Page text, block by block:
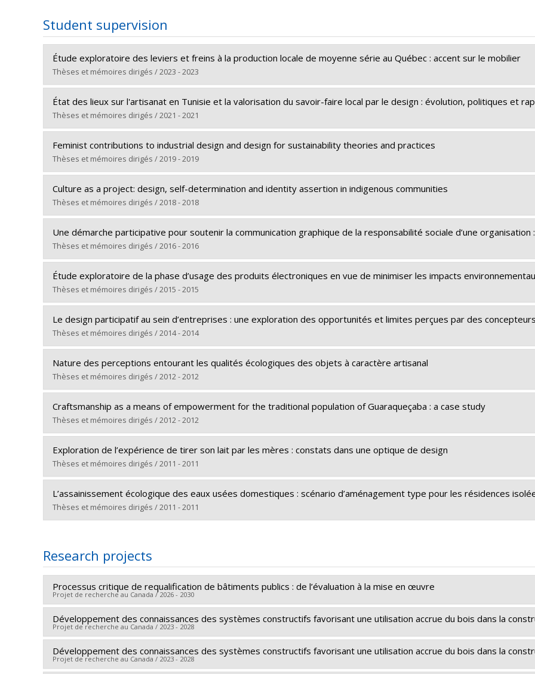
Student supervision
Étude exploratoire des leviers et freins à la production locale de moyenne série au Québec : accent sur le mobilier
Thèses et mémoires dirigés / 2023 - 2023
Graduate :Deshaies, Jocelyn
Cycle : Master's
Grade :M. Sc. A.
Lien vers le document dans Papyrus
État des lieux sur l'artisanat en Tunisie et la valorisation du savoir-faire local par le design : évolution, politiques et
Thèses et mémoires dirigés / 2021 - 2021
Graduate :Saoud, Maha
Cycle : Master's
Grade :M. Sc. A.
Lien vers le document dans Papyrus
Feminist contributions to industrial design and design for sustainability theories and practices
Thèses et mémoires dirigés / 2019 - 2019
Graduate : Prochner, Isabel
Cycle : Doctoral
Grade :Ph. D.
Lien vers le document dans Papyrus
Culture as a project: design, self-determination and identity assertion in indigenous communities
Thèses et mémoires dirigés / 2018 - 2018
Graduate :Leitão, Renata Marques
Cycle : Doctoral
Grade :Ph. D.
Lien vers le document dans Papyrus
Une démarche participative pour soutenir la communication graphique de la responsabilité sociale d’une organisation
Thèses et mémoires dirigés / 2016 - 2016
Graduate :Reumont, Marie-Josée
Cycle : Master's
Grade :M. Sc. A.
Lien vers le document dans Papyrus
Étude exploratoire de la phase d’usage des produits électroniques en vue de minimiser les impacts
Thèses et mémoires dirigés / 2015 - 2015
Graduate :Déméné, Claudia
Cycle : Doctoral
Grade :Ph. D.
Lien vers le document dans Papyrus
Le design participatif au sein d’entreprises : une exploration des opportunités et limites perçues par des
Thèses et mémoires dirigés / 2014 - 2014
Graduate : Gravel, Pascale
Cycle : Master's
Grade :M. Sc. A.
Lien vers le document dans Papyrus
Nature des perceptions entourant les qualités écologiques des objets à caractère artisanal
Thèses et mémoires dirigés / 2012 - 2012
Graduate :Martin, Anabelle
Cycle : Master's
Grade :M. Sc. A.
Lien vers le document dans Papyrus
Craftsmanship as a means of empowerment for the traditional population of Guaraqueçaba : a case study
Thèses et mémoires dirigés / 2012 - 2012
Graduate : Leitão, Renata M.
Cycle : Master's
Grade :M. Sc. A.
Lien vers le document dans Papyrus
Exploration de l’expérience de tirer son lait par les mères : constats dans une optique de design
Thèses et mémoires dirigés / 2011 - 2011
Graduate :Deschambault, Caroline
Cycle : Master's
Grade :M. Sc. A.
L’assainissement écologique des eaux usées domestiques : scénario d’aménagement type pour les résidences
Thèses et mémoires dirigés / 2011 - 2011
Cycle :Master's
Grade :M. Sc. A.
Lien vers le document dans Papyrus
Research projects
Processus critique de requalification de bâtiments publics : de l’évaluation à la mise en œuvre
Projet de recherche au Canada / 2026 - 2030
Lead researcher : Gonzalo Lizarralde
Co-researchers : Daniel Pearl,Anne Marchand,Sébastien Lord,Alice Covatta,Miquel Reina Ortiz,Ana Medina
Funding sources: FRQSC/Fonds de recherche du Québec - Société et culture (FQRSC)
Grant programs: PVXXXXXX-(AC) Actions concertées - générique
Développement des connaissances des systèmes constructifs favorisant une utilisation accrue du bois dans la
Projet de recherche au Canada / 2023 - 2028
Lead researcher : Gonzalo Lizarralde
Co-researchers : Daniel Pearl,Anne Marchand,Andrei Nejur,Mario Bourgault,Carlo Carbone
Développement des connaissances des systèmes constructifs favorisant une utilisation accrue du bois dans la
Projet de recherche au Canada / 2023 - 2028